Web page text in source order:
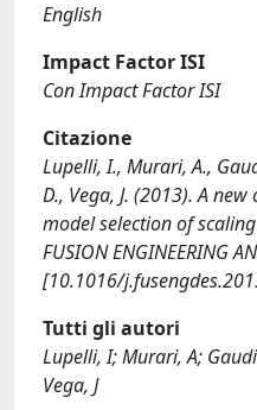
English
Impact Factor ISI
Con Impact Factor ISI
Citazione
Lupelli, I., Murari, A.,
D., Vega, J. (2013). A
model selection of
FUSION ENGINEERING
[10.1016/
Tutti gli autori
Lupelli, I; Murari, A;
Vega, J